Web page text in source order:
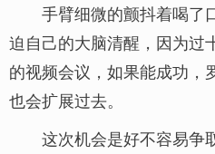
手臂细微的颤抖着喝了
迫自己的大脑清醒，因为过
的视频会议，如果能成功，
也会扩展过去。
这次机会是好不容易争